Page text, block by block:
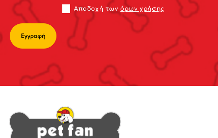
Αποδoχή τωνόρων χρήσης